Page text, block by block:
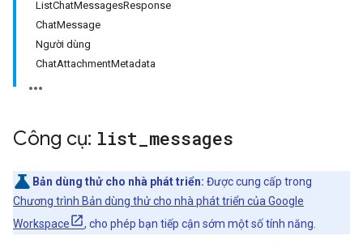
ListChatMessagesResponse
ChatMessage
Người dùng
ChatAttachmentMetadata
Công cụ: list messages
Bản dùng thử cho nhà phát triển: Được cung cấp trong
Chương trình Bản dùng thử cho nhà phát triển của Google
Workspace
, cho phép bạn tiếp cận sớm một số tính năng.